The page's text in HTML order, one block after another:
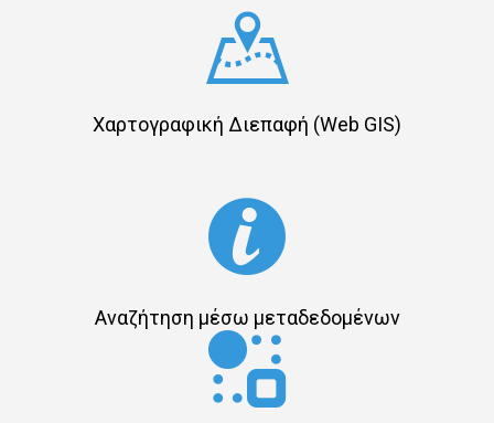
Χαρτογραφική Διεπαφή (Web GIS)
Αναζήτηση μέσω μεταδεδομένων